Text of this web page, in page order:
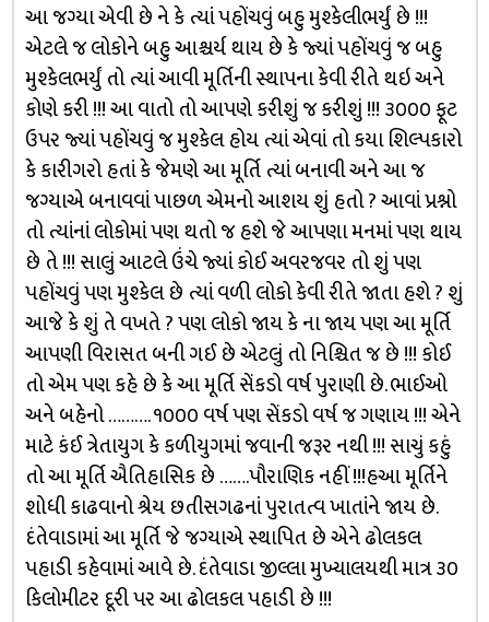
આ જગ્યા એવી છે ને કે ત્યાં પહોંચવું બહુ મુશ્કેલીભર્યું છે !!!
એટલે જ લોકોને બહુ આશ્ચર્ય થાય છે કે જ્યાં પહોંચવું જ બહુ
મુશ્કેલભર્યું તો ત્યાં આવી મૂર્તિની સ્થાપના કેવી રીતે થઇ અને
કોણે કરી !!! આ વાતો તો આપણે કરીશું જ કરીશું !!! ૩૦૦૦ ફૂટ
ઉપર જ્યાં પહોંચવું જ મુશ્કેલ હોય ત્યાં એવાં તો કયા શિલ્પકારો
કે કારીગરો હતાં કે જેમણે આ મૂર્તિ ત્યાં બનાવી અને આ જ
જગ્યાએ બનાવવાં પાછળ એમનો આશય શું હતો ? આવાં પ્રશ્નો
તો ત્યાંનાં લોકોમાં પણ થતો જ હશે જે આપણા મનમાં પણ થાય
છે તે !!! સાલું આટલે ઉંચે જ્યાં કોઈ અવરજવર તો શું પણ
પહોંચવું પણ મુશ્કેલ છે ત્યાં વળી લોકો કેવી રીતે જાતા હશે ? શું
આજે કે શું તે વખતે ? પણ લોકો જાય કે ના જાય પણ આ મૂર્તિ
આપણી વિરાસત બની ગઈ છે એટલું તો નિશ્ચિત જ છે !!! કોઈ
તો એમ પણ કહે છે કે આ મૂર્તિ સેંકડો વર્ષ પુરાણી છે. ભાઈઓ
અને બહેનો ………. ૧૦૦૦ વર્ષ પણ સેંકડો વર્ષ જ ગણાય !!! એને
માટે કંઈ ત્રેતાયુગ કે કળીયુગમાં જવાની જરૂર નથી !!! સાચું કહું
તો આ મૂર્તિ ઐતિહાસિક છે …….પૌરાણિક નહીં !!!હઆ મૂર્તિને
શોધી કાઢવાનો શ્રેય છતીસગઢનાં પુરાતત્વ ખાતાંને જાય છે.
દંતેવાડામાં આ મૂર્તિ જે જગ્યાએ સ્થાપિત છે એને ઢોલકલ
પહાડી કહેવામાં આવે છે. દંતેવાડા જીલ્લા મુખ્યાલયથી માત્ર ૩૦
કિલોમીટર દૂરી પર આ ઢોલકલ પહાડી છે !!!